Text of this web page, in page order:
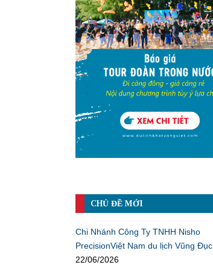
CHỦ ĐỀ MỚI
Chi Nhánh Công Ty TNHH Nisho
PrecisionViệt Nam du lịch Vũng Đục
22/06/2026